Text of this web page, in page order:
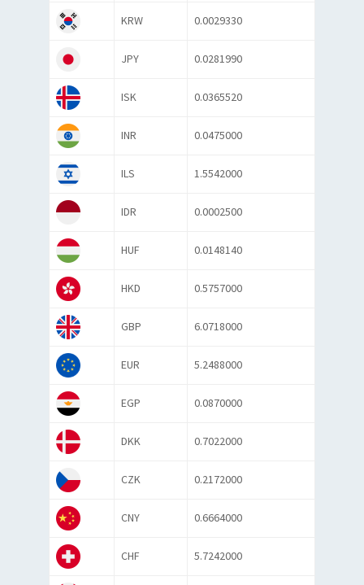
KRW 0.0029330
JPY 0.0281990
ISK 0.0365520
INR 0.0475000
ILS 1.5542000
IDR 0.0002500
HUF 0.0148140
HKD 0.5757000
GBP 6.0718000
EUR 5.2488000
EGP 0.0870000
DKK 0.7022000
CZK 0.2172000
CNY 0.6664000
CHF 5.7242000